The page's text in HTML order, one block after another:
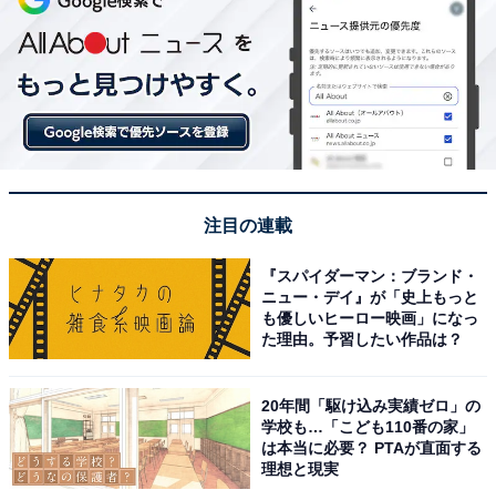
注目の連載
『スパイダーマン：ブランド・
ニュー・デイ』が「史上もっと
も優しいヒーロー映画」になっ
た理由。予習したい作品は？
20年間「駆け込み実績ゼロ」の
学校も…「こども110番の家」
は本当に必要？ PTAが直面する
理想と現実